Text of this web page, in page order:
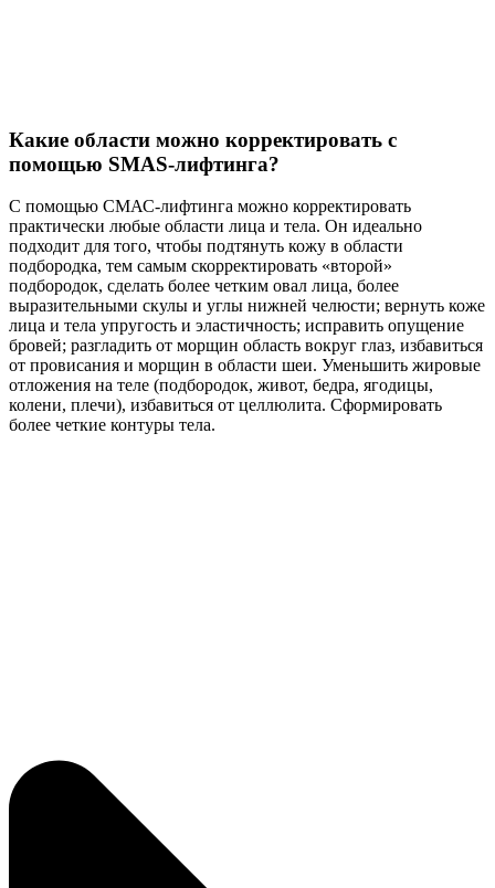
Какие области можно корректировать с
помощью SMAS-лифтинга?
С помощью СМАС-лифтинга можно корректировать
практически любые области лица и тела. Он идеально
подходит для того, чтобы подтянуть кожу в области
подбородка, тем самым скорректировать «второй»
подбородок, сделать более четким овал лица, более
выразительными скулы и углы нижней челюсти; вернуть коже
лица и тела упругость и эластичность; исправить опущение
бровей; разгладить от морщин область вокруг глаз, избавиться
от провисания и морщин в области шеи. Уменьшить жировые
отложения на теле (подбородок, живот, бедра, ягодицы,
колени, плечи), избавиться от целлюлита. Сформировать
более четкие контуры тела.